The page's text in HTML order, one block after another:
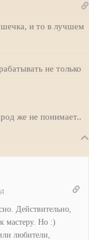
и то в лучшем
не только
же не понимает..
Действительно,
мастеру. Но :)
любители,